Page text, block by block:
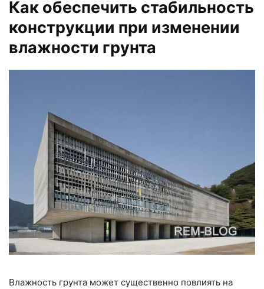
Как обеспечить стабильность
конструкции при изменении
влажности грунта
Влажность грунта может существенно повлиять на